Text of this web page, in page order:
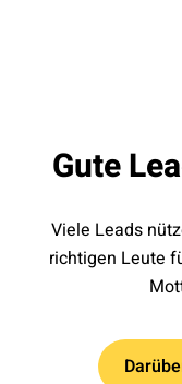
Gute
Viele Leads
richtigen Leute